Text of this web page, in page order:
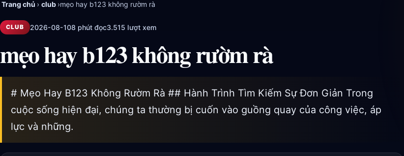
Trang chủ › club ›mẹo hay b123 không rườm rà
CLUB 2026-08-108 phút đọc3.515 lượt xem
mẹo hay b123 không rườm rà
# Mẹo Hay B123 Không Rườm Rà ## Hành Trình Tìm Kiếm Sự Đơn Giản Trong
cuộc sống hiện đại, chúng ta thường bị cuốn vào guồng quay của công việc, áp
lực và những.